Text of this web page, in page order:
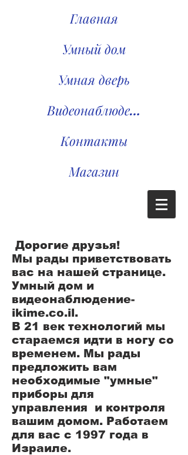
Главная
Умный дом
Умная дверь
Видеонаблюдение
Контакты
Магазин
Дорогие друзья!
Мы рады приветствовать
вас на нашей странице.
Умный дом и
видеонаблюдение-
ikime.co.il.
В 21 век технологий мы
стараемся идти в ногу со
временем. Мы рады
предложить вам
необходимые "умные"
приборы для
управления и контроля
вашим домом. Работаем
для вас с 1997 года в
Израиле.